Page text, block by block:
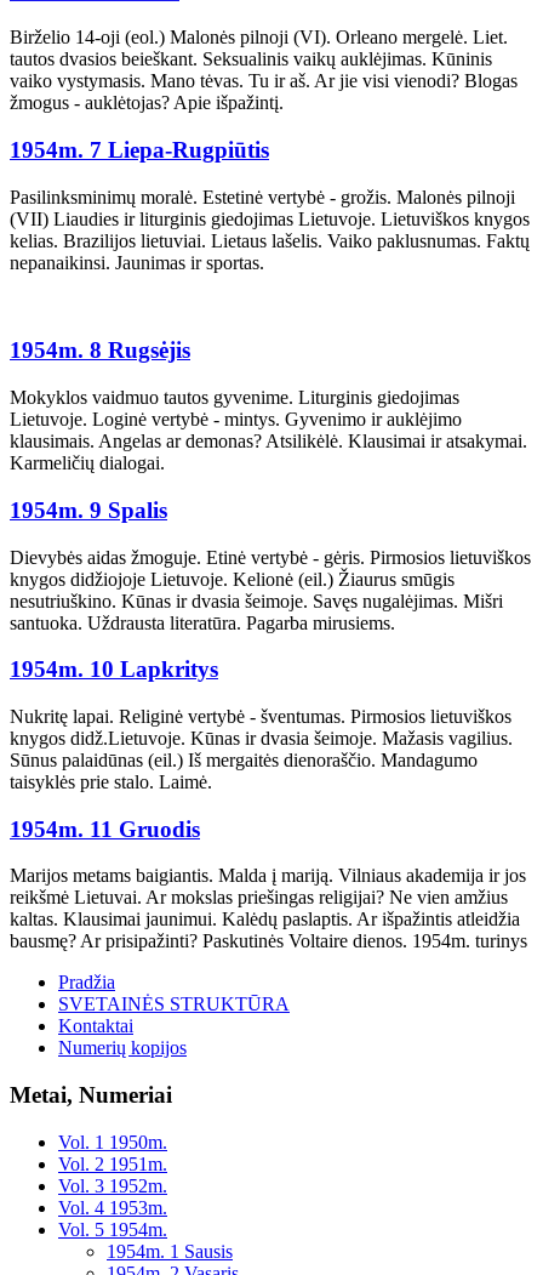
Birželio 14-oji (eol.) Malonės pilnoji (VI). Orleano mergelė. Liet.
tautos dvasios beieškant. Seksualinis vaikų auklėjimas. Kūninis
vaiko vystymasis. Mano tėvas. Tu ir aš. Ar jie visi vienodi? Blogas
žmogus - auklėtojas? Apie išpažintį.
1954m. 7 Liepa-Rugpiūtis
Pasilinksminimų moralė. Estetinė vertybė - grožis. Malonės pilnoji
(VII) Liaudies ir liturginis giedojimas Lietuvoje. Lietuviškos knygos
kelias. Brazilijos lietuviai. Lietaus lašelis. Vaiko paklusnumas. Faktų
nepanaikinsi. Jaunimas ir sportas.
1954m. 8 Rugsėjis
Mokyklos vaidmuo tautos gyvenime. Liturginis giedojimas
Lietuvoje. Loginė vertybė - mintys. Gyvenimo ir auklėjimo
klausimais. Angelas ar demonas? Atsilikėlė. Klausimai ir atsakymai.
Karmeličių dialogai.
1954m. 9 Spalis
Dievybės aidas žmoguje. Etinė vertybė - gėris. Pirmosios lietuviškos
knygos didžiojoje Lietuvoje. Kelionė (eil.) Žiaurus smūgis
nesutriuškino. Kūnas ir dvasia šeimoje. Savęs nugalėjimas. Mišri
santuoka. Uždrausta literatūra. Pagarba mirusiems.
1954m. 10 Lapkritys
Nukritę lapai. Religinė vertybė - šventumas. Pirmosios lietuviškos
knygos didž.Lietuvoje. Kūnas ir dvasia šeimoje. Mažasis vagilius.
Sūnus palaidūnas (eil.) Iš mergaitės dienoraščio. Mandagumo
taisyklės prie stalo. Laimė.
1954m. 11 Gruodis
Marijos metams baigiantis. Malda į mariją. Vilniaus akademija ir jos
reikšmė Lietuvai. Ar mokslas priešingas religijai? Ne vien amžius
kaltas. Klausimai jaunimui. Kalėdų paslaptis. Ar išpažintis atleidžia
bausmę? Ar prisipažinti? Paskutinės Voltaire dienos. 1954m. turinys
Pradžia
SVETAINĖS STRUKTŪRA
Kontaktai
Numerių kopijos
Metai, Numeriai
Vol. 1 1950m.
Vol. 2 1951m.
Vol. 3 1952m.
Vol. 4 1953m.
Vol. 5 1954m.
1954m. 1 Sausis